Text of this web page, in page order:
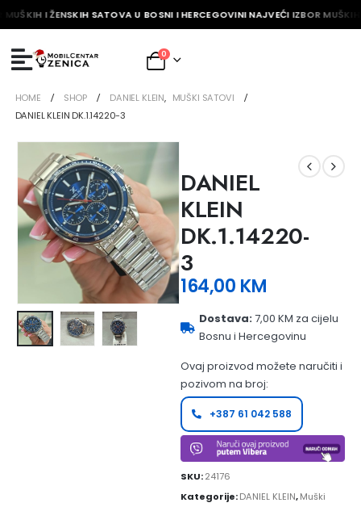
I ŽENSKIH SATOVA U BOSNI I HERCEGOVINI NAJVEĆI IZBOR
0
HOME SHOP DANIEL KLEIN, MUŠKI SATOVI
DANIEL KLEIN DK.1.14220-3
DANIEL
KLEIN
DK.1.14220-
3
164,00 KM
Dostava:7,00 KM za cijelu
Bosnu i Hercegovinu
Ovaj proizvod možete naručiti i
pozivom na broj:
+387 61 042 588
SKU:24176
Kategorije:DANIEL KLEIN,Muški